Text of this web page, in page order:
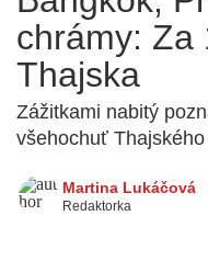
chrámy: Za
Thajska
Zážitkami nabitý
všehochuť
Martina Lukáčová
Redaktorka